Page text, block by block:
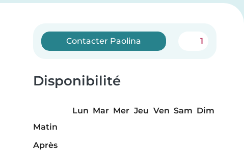
Contacter Paolina 1
Disponibilité
Lun Mar Mer Jeu Ven Sam Dim
Matin
Après